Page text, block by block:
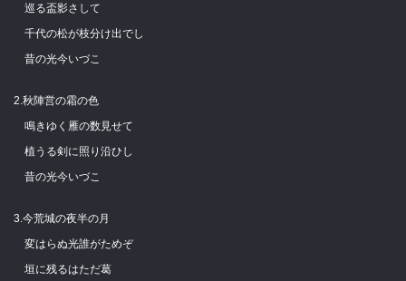
巡る盃影さして
千代の松が枝分け出でし
昔の光今いづこ
2.秋陣営の霜の色
鳴きゆく雁の数見せて
植うる剣に照り沿ひし
昔の光今いづこ
3.今荒城の夜半の月
変はらぬ光誰がためぞ
垣に残るはただ葛